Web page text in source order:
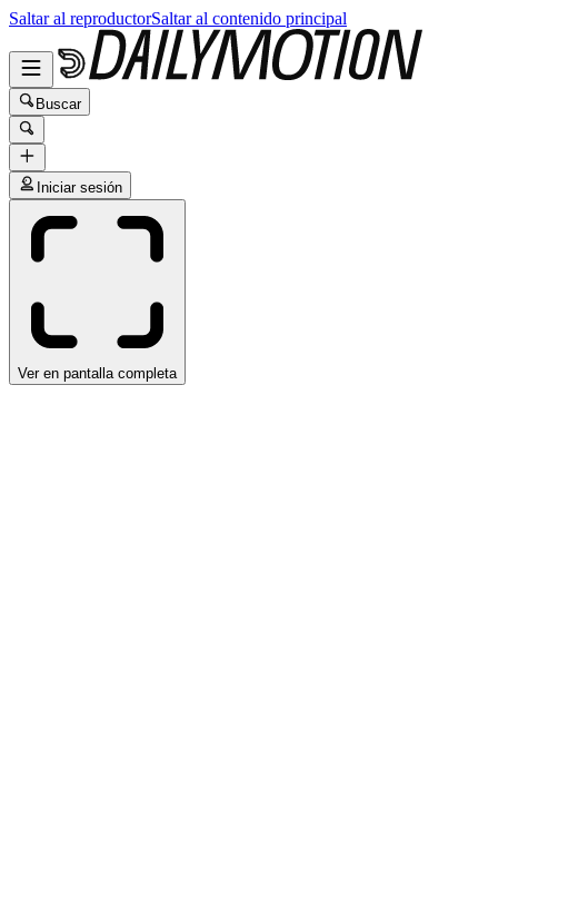
Saltar al reproductorSaltar al contenido principal
Buscar
Iniciar sesión
Ver en pantalla completa